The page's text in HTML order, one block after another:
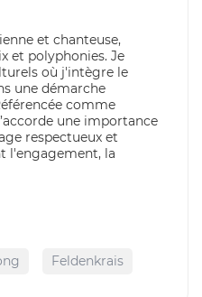
et chanteuse,
et polyphonies. Je
où j'intègre le
une démarche
comme
une importance
respectueux et
l'engagement, la
Feldenkrais